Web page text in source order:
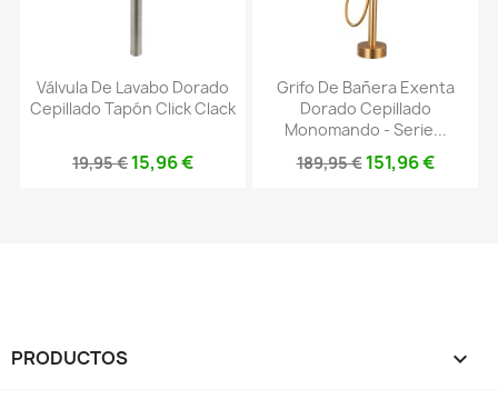
Válvula De Lavabo Dorado
Cepillado Tapón Click Clack
19,95 € 15,96 €
Grifo De Bañera Exenta
Dorado Cepillado
Monomando - Serie...
189,95 € 151,96 €
PRODUCTOS 